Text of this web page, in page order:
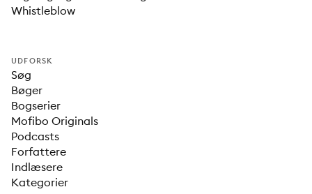
Whistleblow
UDFORSK
Søg
Bøger
Bogserier
Mofibo Originals
Podcasts
Forfattere
Indlæsere
Kategorier